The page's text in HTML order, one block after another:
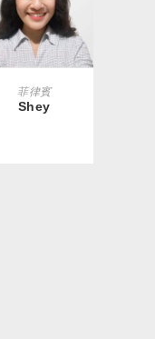
READ MORE
菲律賓
Shey